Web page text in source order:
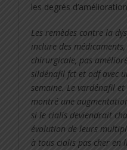
les degrés
Les remèdes contre la
inclure des
chirurgicale, pas
sildénafil fct et odf avec
semaine. Le vardénafil
montré une
si le cialis deviendrait
évolution de leurs
à tous cialis pas cher en